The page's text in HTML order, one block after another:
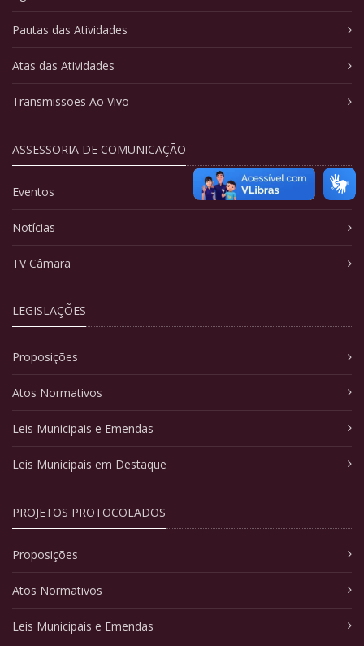
Pautas das Atividades
Atas das Atividades
Transmissões Ao Vivo
ASSESSORIA DE COMUNICAÇÃO
Eventos
Notícias
TV Câmara
LEGISLAÇÕES
Proposições
Atos Normativos
Leis Municipais e Emendas
Leis Municipais em Destaque
PROJETOS PROTOCOLADOS
Proposições
Atos Normativos
Leis Municipais e Emendas